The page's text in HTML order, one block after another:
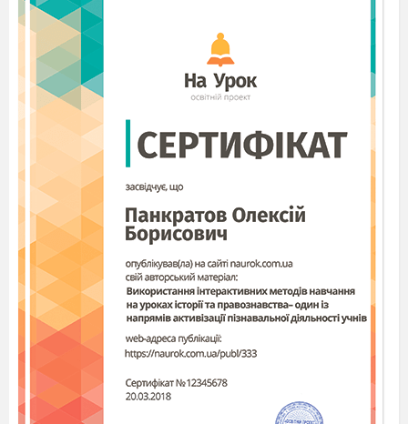
ДОБРА»
Учитель.
Доброта – найбільша цінність
нашого життя. Так, це саме та якість, що
коштує так дешево, але цінується
так дорого. Її
не можна купити ні за які гроші, вона по
краплиночці виховується змалечку, її вбирає
дитина з
молоком матері і на протязі усього
життя дарує світу. Діти, спробуймо
поміркувати разом. Від добра як стає на серці
людині? (тепло, лагідно)На що, на Вашу
думку,схожа доброта?(Діти висловлюють свої
думки)
Так, і мені здається, що вона схожа на
тепле, ласкаве, усміхнене сонечко.
вивішує на дошку сонечко, на якому у вигляді
усмішки написане слово «доброта»).